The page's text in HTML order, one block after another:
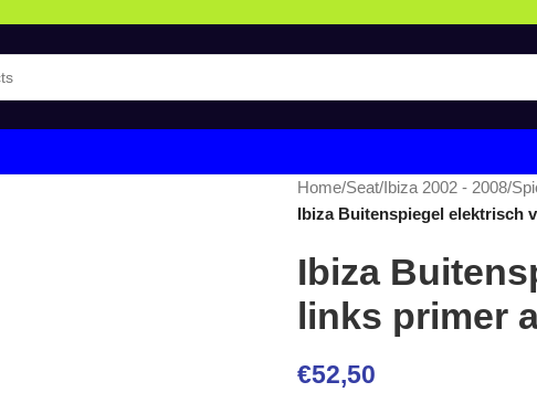
Home/Seat/Ibiza 2002 - 2008/
Ibiza Buitenspiegel elektrisch
Ibiza
links primer
€52,50